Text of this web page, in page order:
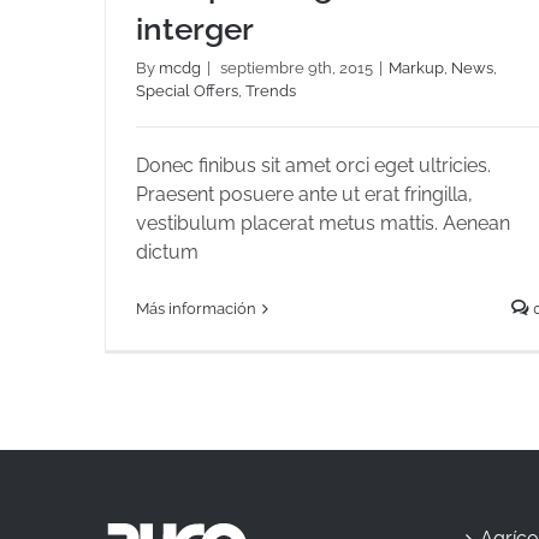
interger
By mcdg septiembre 9th, 2015 Markup News
Special Offers Trends
Donec finibus sit amet orci eget ultricies.
Praesent posuere ante ut erat fringilla,
vestibulum placerat metus mattis. Aenean
dictum
Más información